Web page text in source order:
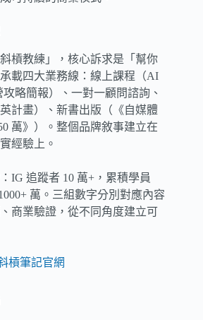
槓教練」，核心訴求是「幫你
載四大業務線：線上課程（AI
略簡報）、一對一顧問諮詢、
計畫）、新書出版（《自媒體
萬》）。整個品牌敘事建立在
經驗上。
IG 追蹤者 10 萬+，累積學員
萬。三組數字分別對應內容
商業驗證，從不同角度建立可
槓筆記官網